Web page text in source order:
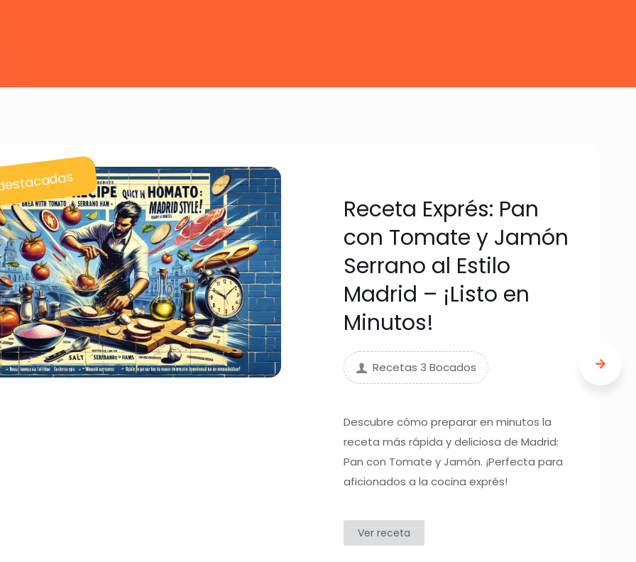
Receta Exprés: Pan
con Tomate y Jamón
Serrano al Estilo
Madrid – ¡Listo en
Minutos!
Recetas 3 Bocados
Descubre cómo preparar en minutos la
receta más rápida y deliciosa de Madrid:
Pan con Tomate y Jamón. ¡Perfecta para
aficionados a la cocina exprés!
Ver receta